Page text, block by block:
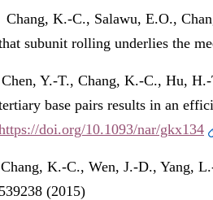
Chang, K.-C., Salawu, E.O.,
subunit rolling underlies the
Chen, Y.-T., Chang, K.-C., Hu,
base pairs results in an
doi.org/10.1093/nar/gkx134
Chang, K.-C., Wen, J.-D., Yang,
539238 (2015)